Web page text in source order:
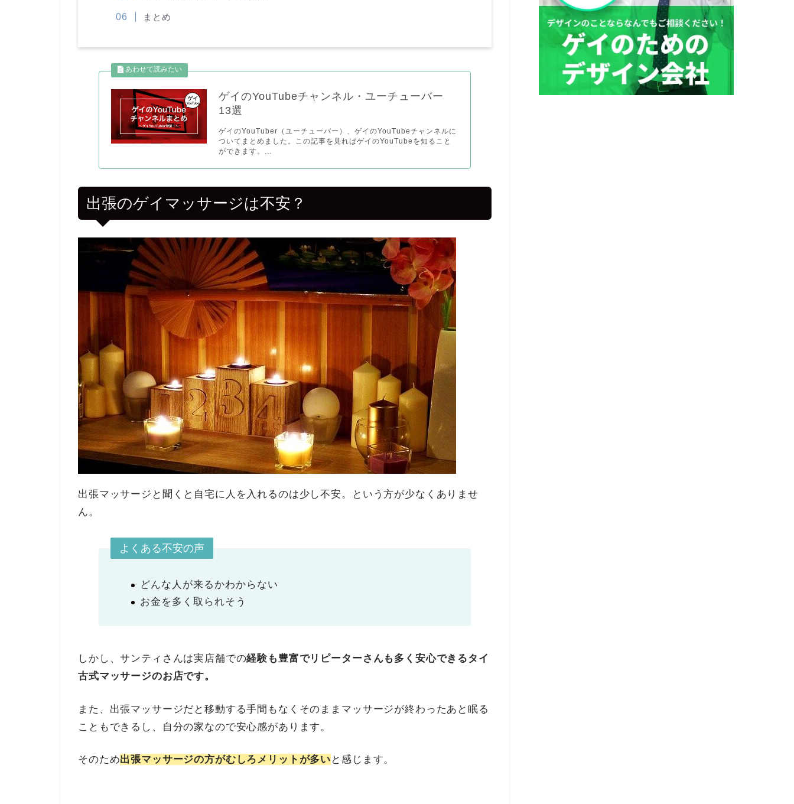
まとめ
ゲイのYouTubeチャンネル・ユーチューバー
13選
ゲイのYouTuber（ユーチューバー）、ゲイのYouTubeチャンネルに
ついてまとめました。この記事を見ればゲイのYouTubeを知ること
ができます。...
出張のゲイマッサージは不安？
出張マッサージと聞くと自宅に人を入れるのは少し不安。という方が少なくありませ
ん。
よくある不安の声
どんな人が来るかわからない
お金を多く取られそう
しかし、サンティさんは実店舗での経験も豊富でリピーターさんも多く安心できるタイ
古式マッサージのお店です。
また、出張マッサージだと移動する手間もなくそのままマッサージが終わったあと眠る
こともできるし、自分の家なので安心感があります。
そのため出張マッサージの方がむしろメリットが多い と感じます。